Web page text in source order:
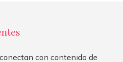
con contenido de